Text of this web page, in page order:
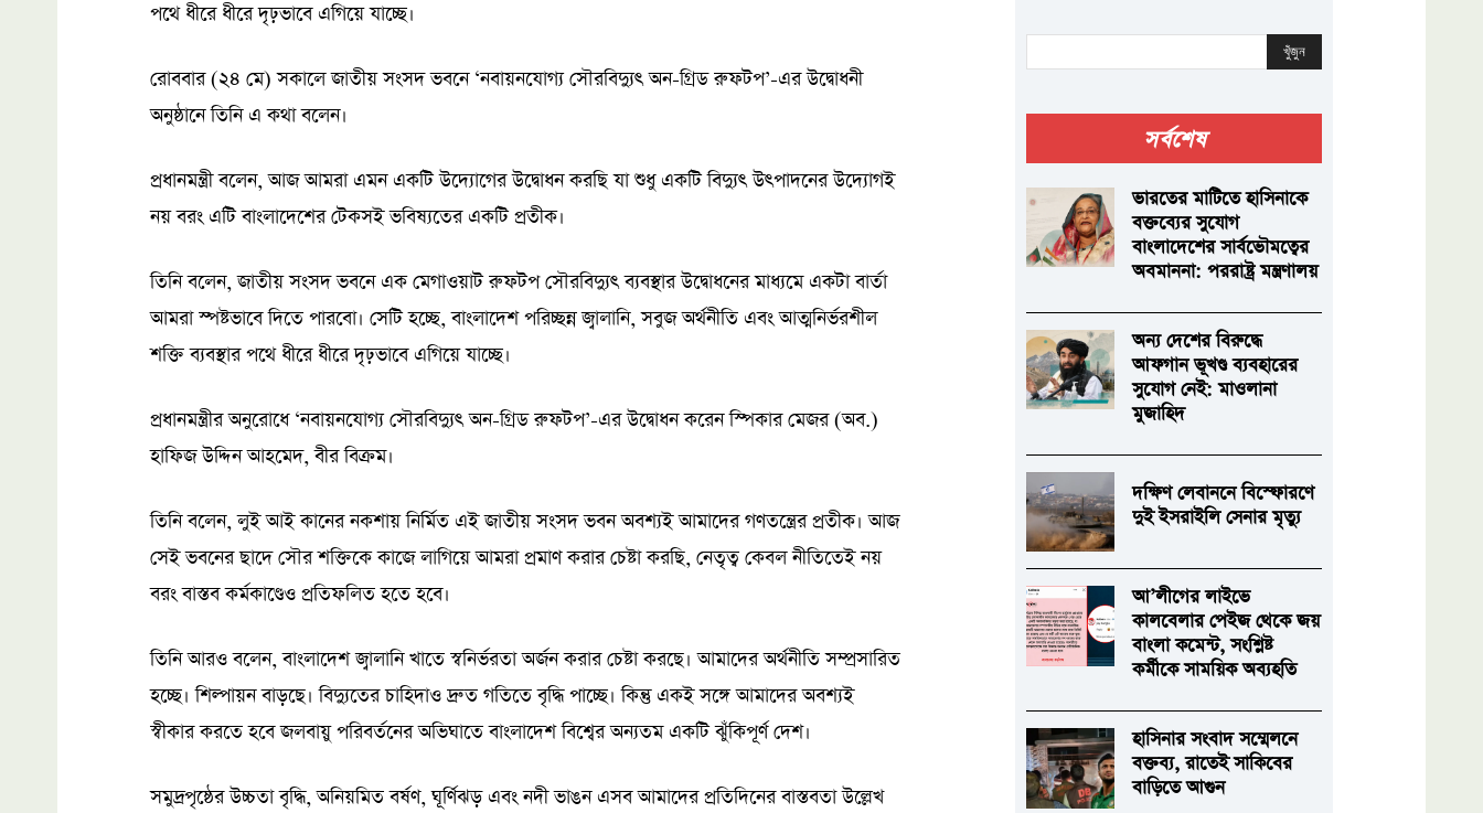
পথে ধীরে ধীরে দৃঢ়ভাবে এগিয়ে যাচ্ছে।
রোববার (২৪ মে) সকালে জাতীয় সংসদ ভবনে ‘নবায়নযোগ্য সৌরবিদ্যুৎ অন-গ্রিড রুফটপ’-এর উদ্বোধনী
অনুষ্ঠানে তিনি এ কথা বলেন।
প্রধানমন্ত্রী বলেন, আজ আমরা এমন একটি উদ্যোগের উদ্বোধন করছি যা শুধু একটি বিদ্যুৎ উৎপাদনের উদ্যোগই
নয় বরং এটি বাংলাদেশের টেকসই ভবিষ্যতের একটি প্রতীক।
তিনি বলেন, জাতীয় সংসদ ভবনে এক মেগাওয়াট রুফটপ সৌরবিদ্যুৎ ব্যবস্থার উদ্বোধনের মাধ্যমে একটা বার্তা
আমরা স্পষ্টভাবে দিতে পারবো। সেটি হচ্ছে, বাংলাদেশ পরিচ্ছন্ন জ্বালানি, সবুজ অর্থনীতি এবং আত্মনির্ভরশীল
শক্তি ব্যবস্থার পথে ধীরে ধীরে দৃঢ়ভাবে এগিয়ে যাচ্ছে।
প্রধানমন্ত্রীর অনুরোধে ‘নবায়নযোগ্য সৌরবিদ্যুৎ অন-গ্রিড রুফটপ’-এর উদ্বোধন করেন স্পিকার মেজর (অব.)
হাফিজ উদ্দিন আহমেদ, বীর বিক্রম।
তিনি বলেন, লুই আই কানের নকশায় নির্মিত এই জাতীয় সংসদ ভবন অবশ্যই আমাদের গণতন্ত্রের প্রতীক। আজ
সেই ভবনের ছাদে সৌর শক্তিকে কাজে লাগিয়ে আমরা প্রমাণ করার চেষ্টা করছি, নেতৃত্ব কেবল নীতিতেই নয়
বরং বাস্তব কর্মকাণ্ডেও প্রতিফলিত হতে হবে।
তিনি আরও বলেন, বাংলাদেশ জ্বালানি খাতে স্বনির্ভরতা অর্জন করার চেষ্টা করছে। আমাদের অর্থনীতি সম্প্রসারিত
হচ্ছে। শিল্পায়ন বাড়ছে। বিদ্যুতের চাহিদাও দ্রুত গতিতে বৃদ্ধি পাচ্ছে। কিন্তু একই সঙ্গে আমাদের অবশ্যই
স্বীকার করতে হবে জলবায়ু পরিবর্তনের অভিঘাতে বাংলাদেশ বিশ্বের অন্যতম একটি ঝুঁকিপূর্ণ দেশ।
সমুদ্রপৃষ্ঠের উচ্চতা বৃদ্ধি, অনিয়মিত বর্ষণ, ঘূর্ণিঝড় এবং নদী ভাঙন এসব আমাদের প্রতিদিনের বাস্তবতা উল্লেখ
খুঁজুন
সর্বশেষ
ভারতের মাটিতে হাসিনাকে
বক্তব্যের সুযোগ
বাংলাদেশের সার্বভৌমত্বের
অবমাননা: পররাষ্ট্র মন্ত্রণালয়
অন্য দেশের বিরুদ্ধে
আফগান ভূখণ্ড ব্যবহারের
সুযোগ নেই: মাওলানা
মুজাহিদ
দক্ষিণ লেবাননে বিস্ফোরণে
দুই ইসরাইলি সেনার মৃত্যু
আ’লীগের লাইভে
কালবেলার পেইজ থেকে জয়
বাংলা কমেন্ট, সংশ্লিষ্ট
কর্মীকে সাময়িক অব্যহতি
হাসিনার সংবাদ সম্মেলনে
বক্তব্য, রাতেই সাকিবের
বাড়িতে আগুন